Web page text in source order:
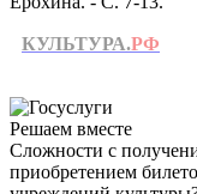
КУЛЬТУРА.РФ
Решаем вместе
Сложности с
приобретением